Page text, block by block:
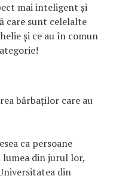
mai inteligent și
care sunt celelalte
și ce au în comun
bărbaților care au
ca persoane
lumea din jurul lor,
din